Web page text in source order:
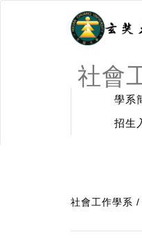
社會
學系
招生
社會工作學系 /